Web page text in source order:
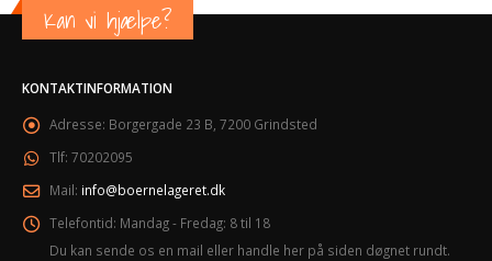
Kan vi hjælpe?
KONTAKTINFORMATION
Adresse: Borgergade 23 B, 7200 Grindsted
Tlf: 70202095
Mail: info@boernelageret.dk
Telefontid: Mandag - Fredag: 8 til 18
Du kan sende os en mail eller handle her på siden døgnet rundt.